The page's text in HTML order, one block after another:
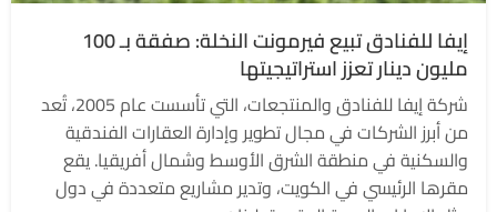
إيفا للفنادق تبيع فيرمونت النخلة: صفقة بـ 100
مليون دينار تعزز استراتيجيتها
شركة إيفا للفنادق والمنتجعات، التي تأسست عام 2005، تُعد
من أبرز الشركات في مجال تطوير وإدارة العقارات الفندقية
والسكنية في منطقة الشرق الأوسط وشمال أفريقيا. يقع
مقرها الرئيسي في الكويت، وتدير مشاريع متعددة في دول